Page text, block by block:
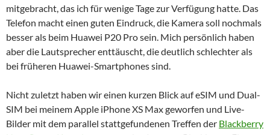
mitgebracht, das ich für wenige Tage zur Verfügung hatte. Das
Telefon macht einen guten Eindruck, die Kamera soll nochmals
besser als beim Huawei P20 Pro sein. Mich persönlich haben
aber die Lautsprecher enttäuscht, die deutlich schlechter als
bei früheren Huawei-Smartphones sind.
Nicht zuletzt haben wir einen kurzen Blick auf eSIM und Dual-
SIM bei meinem Apple iPhone XS Max geworfen und Live-
Bilder mit dem parallel stattgefundenen Treffen der Blackberry